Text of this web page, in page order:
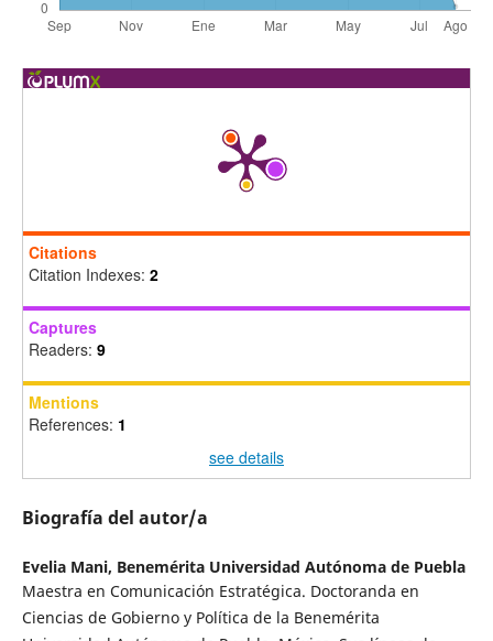
Citations
Citation Indexes: 2
Captures
Readers: 9
Mentions
References: 1
see details
Biografía del autor/a
Evelia Mani, Benemérita Universidad Autónoma de Puebla
Maestra en Comunicación Estratégica. Doctoranda en
Ciencias de Gobierno y Política de la Benemérita